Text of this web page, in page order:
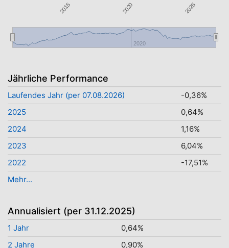
2015 2020 2025
2020
Jährliche Performance
Laufendes Jahr (per 07.08.2026)
-0,36%
2025
0,64%
2024
1,16%
2023
6,04%
2022
-17,51%
Mehr...
Annualisiert (per 31.12.2025)
1 Jahr
0,64%
2 Jahre
0,90%